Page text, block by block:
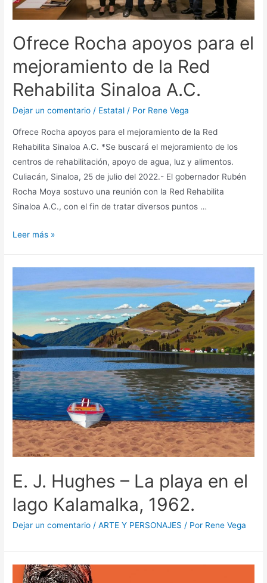
Ofrece Rocha apoyos para el
mejoramiento de la Red
Rehabilita Sinaloa A.C.
Dejar un comentario / Estatal / Por Rene Vega
Ofrece Rocha apoyos para el mejoramiento de la Red
Rehabilita Sinaloa A.C. *Se buscará el mejoramiento de los
centros de rehabilitación, apoyo de agua, luz y alimentos.
Culiacán, Sinaloa, 25 de julio del 2022.- El gobernador Rubén
Rocha Moya sostuvo una reunión con la Red Rehabilita
Sinaloa A.C., con el fin de tratar diversos puntos …
Leer más »
E. J. Hughes – La playa en el
lago Kalamalka, 1962.
Dejar un comentario /ARTE Y PERSONAJES / Por Rene Vega